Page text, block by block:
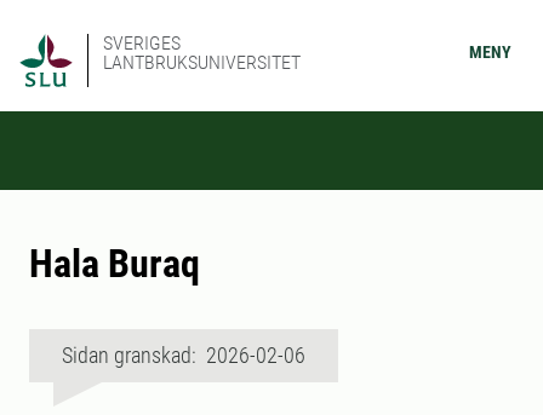
SVERIGES
LANTBRUKSUNIVERSITET
MENY
Hala Buraq
Sidan granskad: 2026-02-06